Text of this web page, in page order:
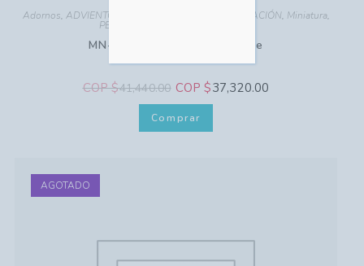
Adornos, ADVIENTO - NAVIDAD HOGAR - DECORACIÓN, Miniatura,
PESEBRES MINIATURAS
MN-313 Virgen de Guadalupe
COP $41,440.00 COP $37,320.00
Comprar
AGOTADO